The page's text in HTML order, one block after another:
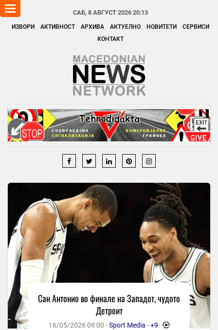
САБ, 8 АВГУСТ 2026 20:13
ИЗВОРИ АКТИВНОСТ АРХИВА АКТУЕЛНО НОВИТЕТИ
СЕРВИСИ
КОНТАКТ
Toggle
navigation
Сан Антонио во финале на Западот, чудото
Детроит
16/05/2026 09:00 -Sport Media -+9 -